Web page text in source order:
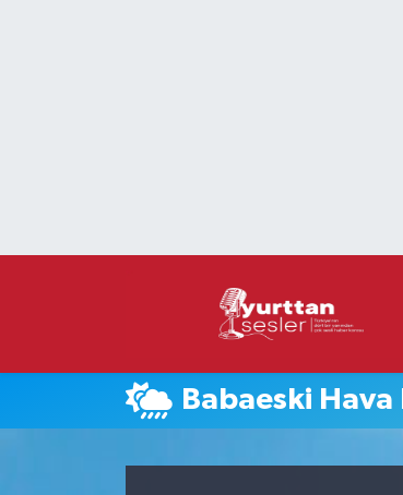
Babaeski Hava
Süper Lig Puan Durumu ve Fikstür
Son Dakika Haberleri
Haber Arşivi